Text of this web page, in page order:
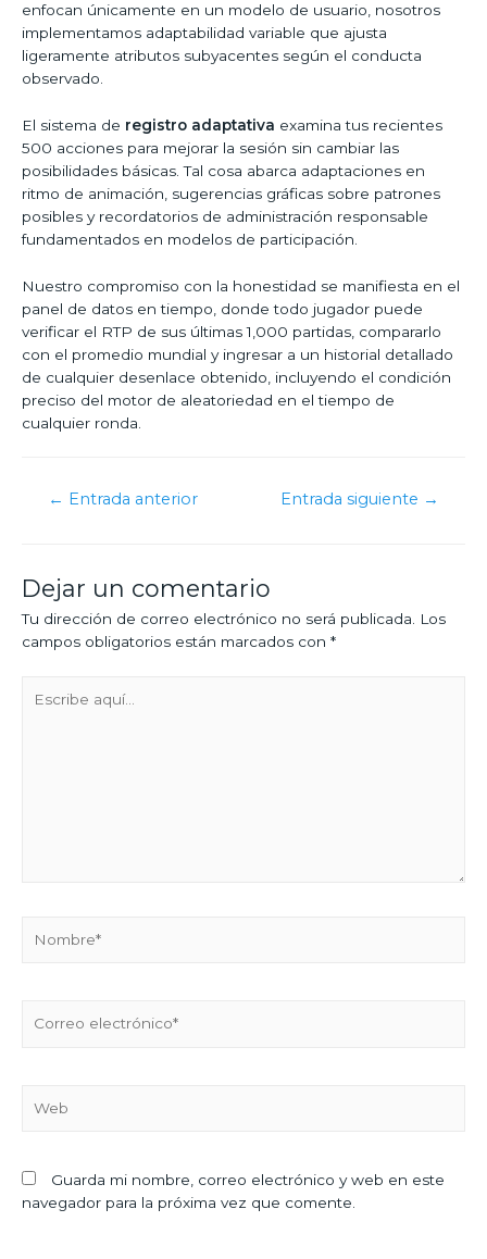
enfocan únicamente en un modelo de usuario, nosotros
implementamos adaptabilidad variable que ajusta
ligeramente atributos subyacentes según el conducta
observado.
El sistema de registro adaptativa examina tus recientes
500 acciones para mejorar la sesión sin cambiar las
posibilidades básicas. Tal cosa abarca adaptaciones en
ritmo de animación, sugerencias gráficas sobre patrones
posibles y recordatorios de administración responsable
fundamentados en modelos de participación.
Nuestro compromiso con la honestidad se manifiesta en el
panel de datos en tiempo, donde todo jugador puede
verificar el RTP de sus últimas 1,000 partidas, compararlo
con el promedio mundial y ingresar a un historial detallado
de cualquier desenlace obtenido, incluyendo el condición
preciso del motor de aleatoriedad en el tiempo de
cualquier ronda.
← Entrada anterior Entrada siguiente →
Dejar un comentario
Tu dirección de correo electrónico no será publicada. Los
campos obligatorios están marcados con *
Guarda mi nombre, correo electrónico y web en este
navegador para la próxima vez que comente.